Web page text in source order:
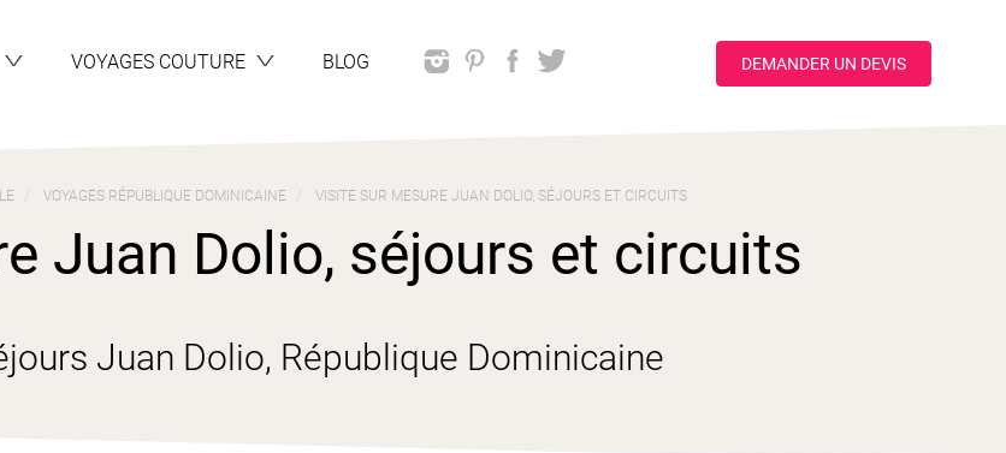
VOYAGES COUTURE BLOG DEMANDER UN DEVIS
VOYAGES RÉPUBLIQUE DOMINICAINE VISITE SUR MESURE JUAN DOLIO, SÉJOURS ET CIRCUITS
Juan Dolio, séjours et circuits
Juan Dolio, République Dominicaine